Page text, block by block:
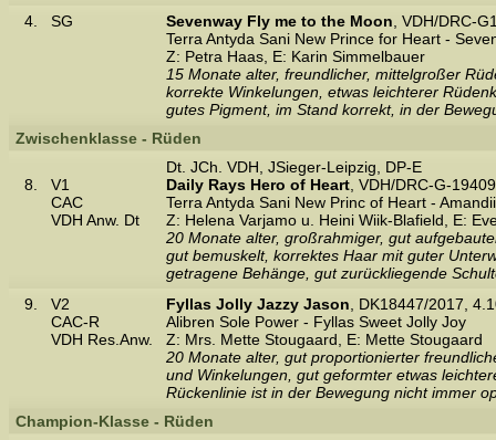
4.
SG Sevenway Fly me to the Moon , VDH/DRC-
Terra Antyda Sani New Prince for Heart -
Z: Petra Haas, E: Karin Simmelbauer
15 Monate alter, freundlicher, mittelgroßer
korrekte Winkelungen, etwas leichterer
gutes Pigment, im Stand korrekt, in der
Zwischenklasse - Rüden
8.
V1
CAC
VDH Anw. Dt
Dt. JCh. VDH, JSieger-Leipzig, DP-E
Daily Rays Hero of Heart , VDH/DRC-G-
Terra Antyda Sani New Princ of Heart -
Z: Helena Varjamo u. Heini Wiik-Blafield, E:
20 Monate alter, großrahmiger, gut
gut bemuskelt, korrektes Haar mit guter
getragene Behänge, gut zurückliegende
9.
V2
CAC-R
VDH Res.Anw.
Fyllas Jolly Jazzy Jason , DK18447/2017,
Alibren Sole Power - Fyllas Sweet Jolly Joy
Z: Mrs. Mette Stougaard, E: Mette Stougaard
20 Monate alter, gut proportionierter
und Winkelungen, gut geformter etwas
Rückenlinie ist in der Bewegung nicht immer
Champion-Klasse - Rüden